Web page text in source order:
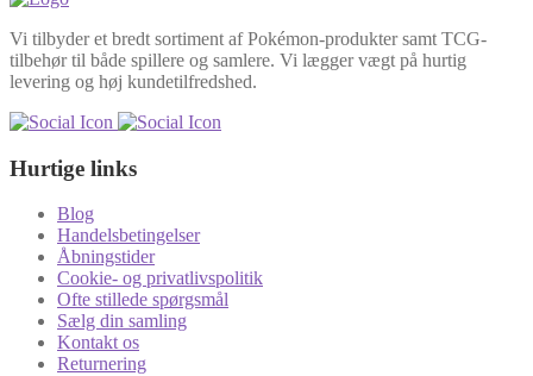
Vi tilbyder et bredt sortiment af Pokémon-produkter samt TCG-
tilbehør til både spillere og samlere. Vi lægger vægt på hurtig
levering og høj kundetilfredshed.
Hurtige links
Blog
Handelsbetingelser
Åbningstider
Cookie- og privatlivspolitik
Ofte stillede spørgsmål
Sælg din samling
Kontakt os
Returnering